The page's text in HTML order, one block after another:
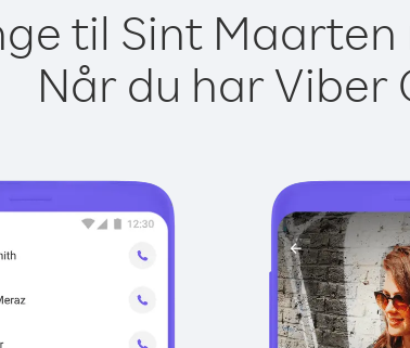
til Sint
Når du har Viber